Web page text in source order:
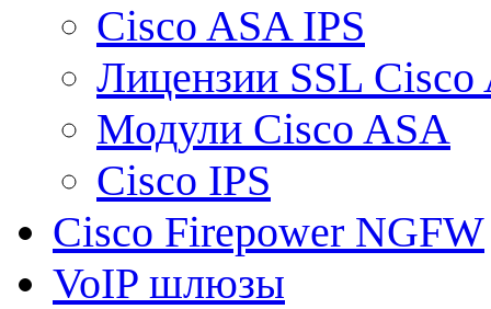
Cisco ASA IPS
Лицензии SSL Cisco
Модули Cisco ASA
Cisco IPS
Cisco Firepower NGFW
VoIP шлюзы